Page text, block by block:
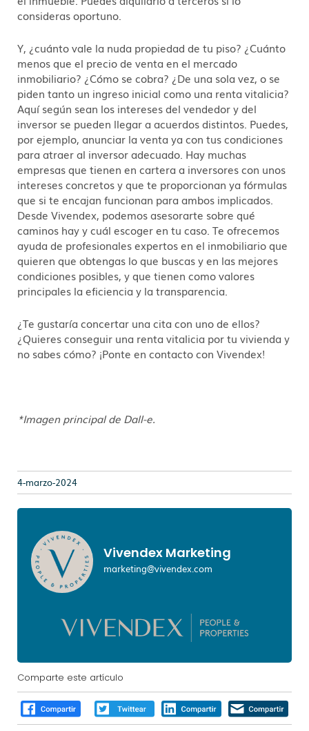
consideras oportuno.
Y, ¿cuánto vale la nuda propiedad de tu piso? ¿Cuánto
menos que el precio de venta en el mercado
inmobiliario? ¿Cómo se cobra? ¿De una sola vez, o se
piden tanto un ingreso inicial como una renta vitalicia?
Aquí según sean los intereses del vendedor y del
inversor se pueden llegar a acuerdos distintos. Puedes,
por ejemplo, anunciar la venta ya con tus condiciones
para atraer al inversor adecuado. Hay muchas
empresas que tienen en cartera a inversores con unos
intereses concretos y que te proporcionan ya fórmulas
que si te encajan funcionan para ambos implicados.
Desde Vivendex, podemos asesorarte sobre qué
caminos hay y cuál escoger en tu caso. Te ofrecemos
ayuda de profesionales expertos en el inmobiliario que
quieren que obtengas lo que buscas y en las mejores
condiciones posibles, y que tienen como valores
principales la eficiencia y la transparencia.
¿Te gustaría concertar una cita con uno de ellos?
¿Quieres conseguir una renta vitalicia por tu vivienda y
no sabes cómo? ¡Ponte en contacto con Vivendex!
*Imagen principal de Dall-e.
4-marzo-2024
Vivendex Marketing
marketing@vivendex.com
Comparte este artículo